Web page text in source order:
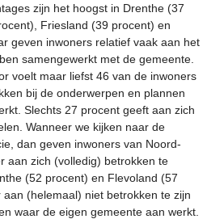
zijn het hoogst in Drenthe (37
Friesland (39 procent) en
geven inwoners relatief vaak aan het
samengewerkt met de gemeente.
voelt maar liefst 46 van de inwoners
bij de onderwerpen en plannen
Slechts 27 procent geeft aan zich
Wanneer we kijken naar de
dan geven inwoners van Noord-
aan zich (volledig) betrokken te
(52 procent) en Flevoland (57
(helemaal) niet betrokken te zijn
waar de eigen gemeente aan werkt.